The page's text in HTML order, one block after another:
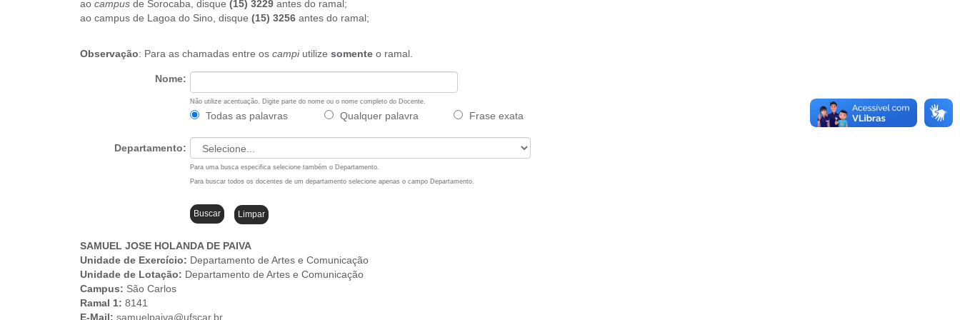
u
ao campus de Sorocaba, disque (15) 3229 antes do ramal;
ao campus de Lagoa do Sino, disque (15) 3256 antes do ramal;
Observação: Para as chamadas entre os campiutilize somente o ramal.
Nome:
Não utilize acentuação. Digite parte do nome ou o nome completo do Docente.
Todas as palavras Qualquer palavra Frase exata
Departamento:
Para uma busca especifica selecione também o Departamento.
Para buscar todos os docentes de um departamento selecione apenas o campo Departamento.
SAMUEL JOSE HOLANDA DE PAIVA
Unidade de Exercício: Departamento de Artes e Comunicação
Unidade de Lotação: Departamento de Artes e Comunicação
Campus: São Carlos
Ramal 1: 8141
E-Mail: samuelpaiva@ufscar.br